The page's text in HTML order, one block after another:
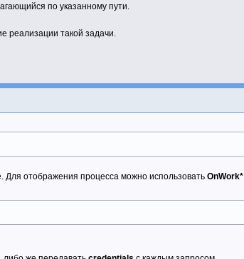
по указанному пути.
реализации такой задачи.
Для отображения процесса можно использовать OnWork*